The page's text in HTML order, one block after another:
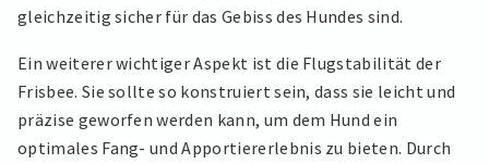
gleichzeitig sicher für das Gebiss des Hundes sind.
Ein weiterer wichtiger Aspekt ist die Flugstabilität der
Frisbee. Sie sollte so konstruiert sein, dass sie leicht und
präzise geworfen werden kann, um dem Hund ein
optimales Fang- und Apportiererlebnis zu bieten. Durch